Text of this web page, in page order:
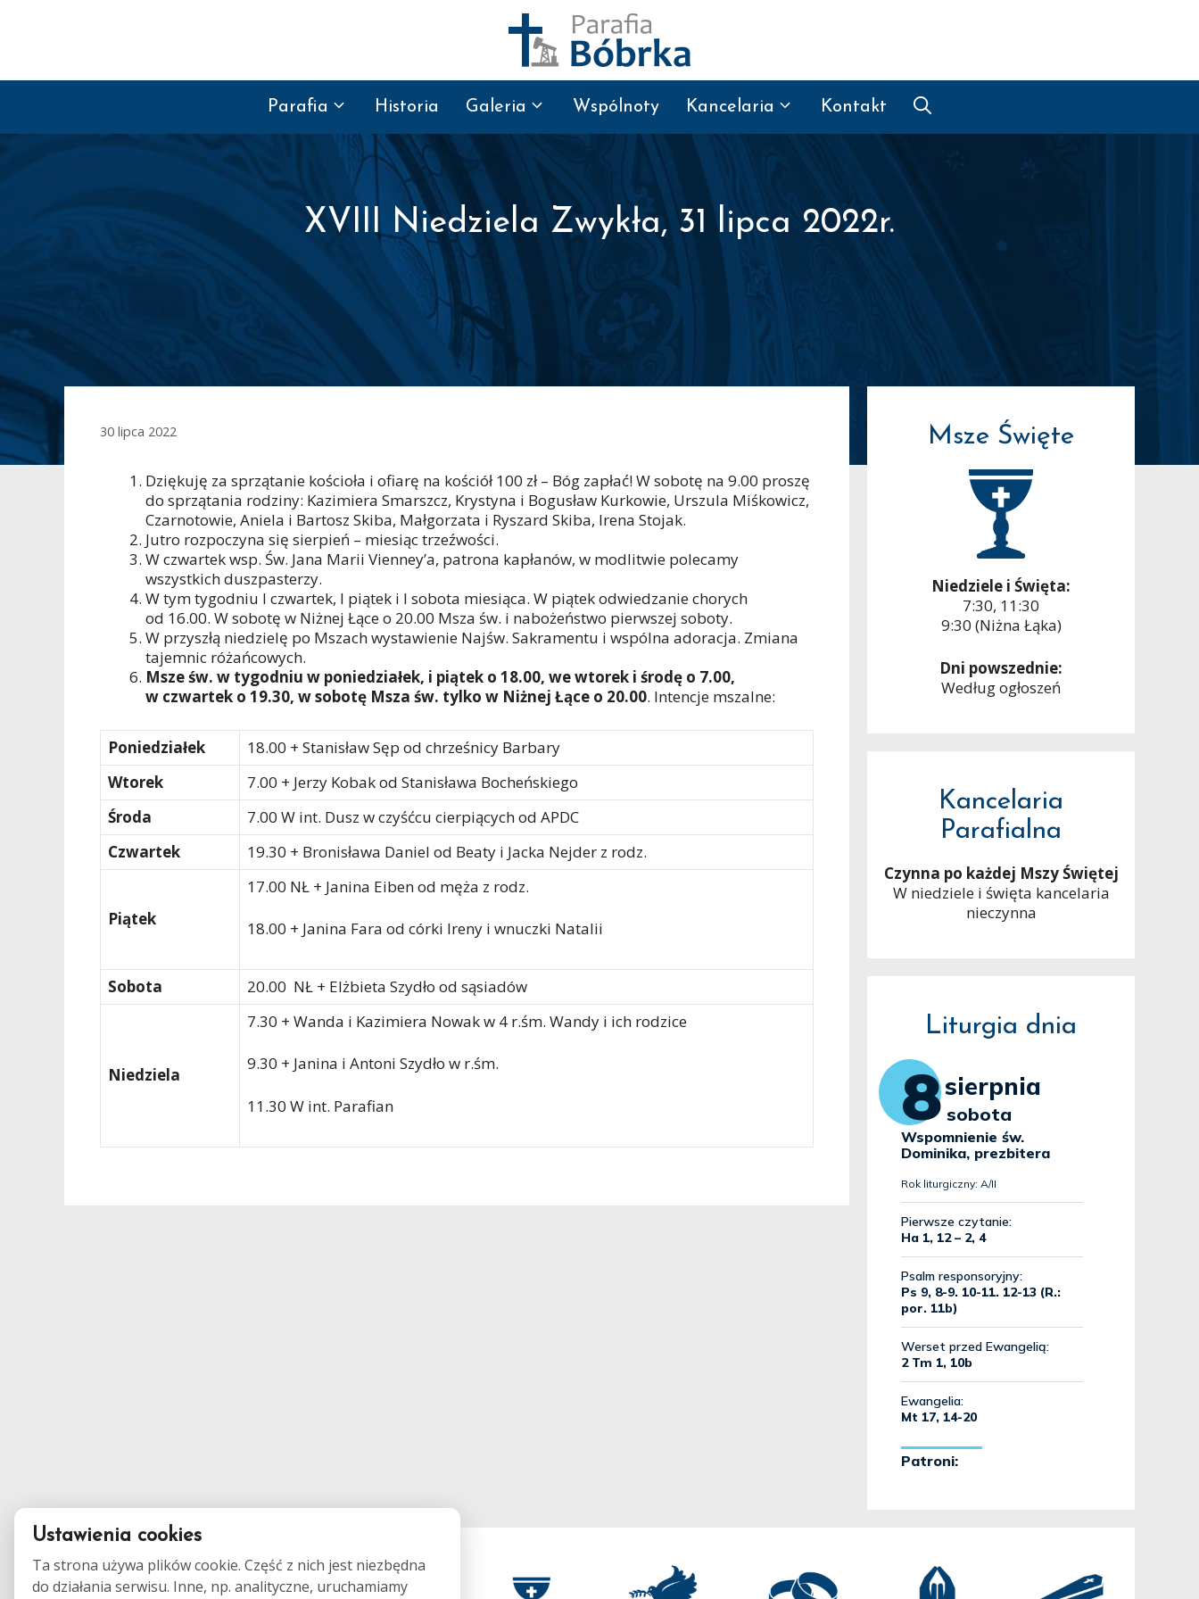
Parafia Historia Galeria Wspólnoty Kancelaria Kontakt
XVIII Niedziela Zwykła, 31 lipca 2022r.
30 lipca 2022
Dziękuję za sprzątanie kościoła i ofiarę na kościół 100 zł – Bóg zapłać! W sobotę na 9.00 proszę
do sprzątania rodziny: Kazimiera Smarszcz, Krystyna i Bogusław Kurkowie, Urszula Miśkowicz,
Czarnotowie, Aniela i Bartosz Skiba, Małgorzata i Ryszard Skiba, Irena Stojak.
Jutro rozpoczyna się sierpień – miesiąc trzeźwości.
W czwartek wsp. Św. Jana Marii Vienney’a, patrona kapłanów, w modlitwie polecamy
wszystkich duszpasterzy.
W tym tygodniu I czwartek, I piątek i I sobota miesiąca. W piątek odwiedzanie chorych
od 16.00. W sobotę w Niżnej Łące o 20.00 Msza św. i nabożeństwo pierwszej soboty.
W przyszłą niedzielę po Mszach wystawienie Najśw. Sakramentu i wspólna adoracja. Zmiana
tajemnic różańcowych.
Msze św. w tygodniu w poniedziałek, i piątek o 18.00, we wtorek i środę o 7.00,
w czwartek o 19.30, w sobotę Msza św. tylko w Niżnej Łące o 20.00. Intencje mszalne:
Poniedziałek
18.00 + Stanisław Sęp od chrześnicy Barbary
Wtorek
7.00 + Jerzy Kobak od Stanisława Bocheńskiego
Środa
7.00 W int. Dusz w czyśćcu cierpiących od APDC
Czwartek
19.30 + Bronisława Daniel od Beaty i Jacka Nejder z rodz.
Piątek
17.00 NŁ + Janina Eiben od męża z rodz.
18.00 + Janina Fara od córki Ireny i wnuczki Natalii
Sobota 20.00 NŁ + Elżbieta Szydło od sąsiadów
Niedziela
7.30 + Wanda i Kazimiera Nowak w 4 r.śm. Wandy i ich rodzice
9.30 + Janina i Antoni Szydło w r.śm.
11.30 W int. Parafian
Msze Święte
Niedziele i Święta:
7:30, 11:30
9:30 (Niżna Łąka)
Dni powszednie:
Według ogłoszeń
Kancelaria
Parafialna
Czynna po każdej Mszy Świętej
W niedziele i święta kancelaria
nieczynna
Liturgia dnia
Ustawienia cookies
Ta strona używa plików cookie. Część z nich jest niezbędna
do działania serwisu. Inne, np. analityczne, uruchamiamy